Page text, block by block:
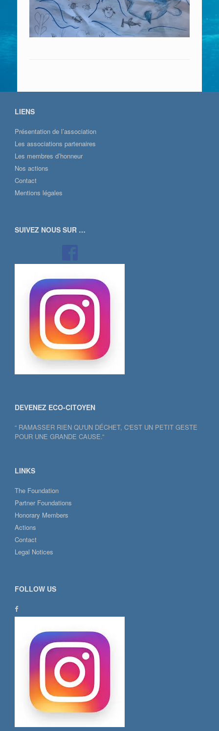
LIENS
Présentation de l’association
Les associations partenaires
Les membres d’honneur
Nos actions
Contact
Mentions légales
SUIVEZ NOUS SUR …
DEVENEZ ECO-CITOYEN
“ RAMASSER RIEN QU'UN DÉCHET, C'EST UN PETIT GESTE
POUR UNE GRANDE CAUSE.”
LINKS
The Foundation
Partner Foundations
Honorary Members
Actions
Contact
Legal Notices
FOLLOW US